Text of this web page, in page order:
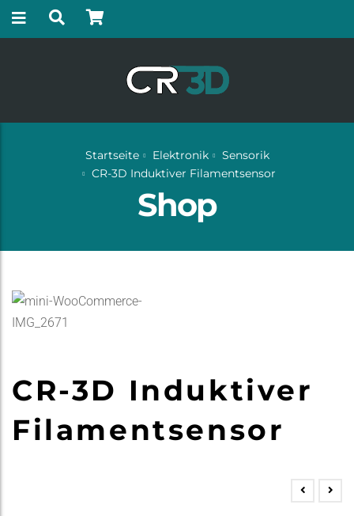
Startseite Elektronik
Sensorik
CR-3D Induktiver Filamentsensor
Shop
CR-3D Induktiver
Filamentsensor